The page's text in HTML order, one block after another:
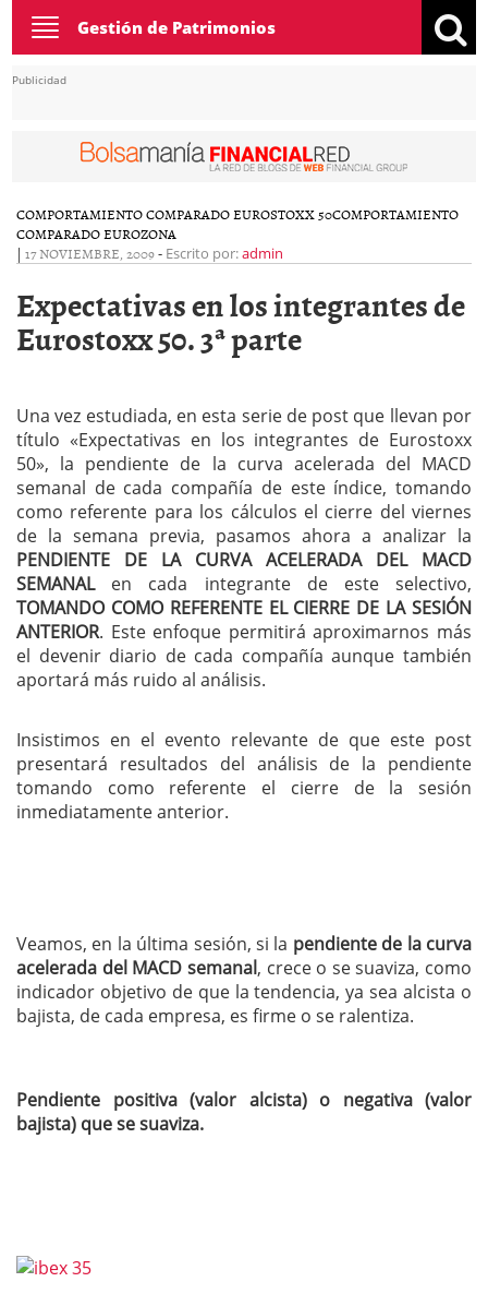
Toggle
navigation
Gestión de Patrimonios
Publicidad
COMPORTAMIENTO COMPARADO EUROSTOXX 50COMPORTAMIENTO
COMPARADO EUROZONA
| 17 NOVIEMBRE, 2009- Escrito por:admin
Expectativas en los integrantes de
Eurostoxx 50. 3ª parte
Una vez estudiada, en esta serie de post que llevan por
título «Expectativas en los integrantes de Eurostoxx
50», la pendiente de la curva acelerada del MACD
semanal de cada compañía de este índice, tomando
como referente para los cálculos el cierre del viernes
de la semana previa, pasamos ahora a analizar la
PENDIENTE DE LA CURVA ACELERADA DEL MACD
SEMANALen cada integrante de este selectivo,
TOMANDO COMO REFERENTE EL CIERRE DE LA SESIÓN
ANTERIOR. Este enfoque permitirá aproximarnos más
el devenir diario de cada compañía aunque también
aportará más ruido al análisis.
Insistimos en el evento relevante de que este post
presentará resultados del análisis de la pendiente
tomando como referente el cierre de la sesión
inmediatamente anterior.
Veamos, en la última sesión, si la pendiente de la curva
acelerada del MACD semanal, crece o se suaviza, como
indicador objetivo de que la tendencia, ya sea alcista o
bajista, de cada empresa, es firme o se ralentiza.
Pendiente positiva (valor alcista) o negativa (valor
bajista) que se suaviza.